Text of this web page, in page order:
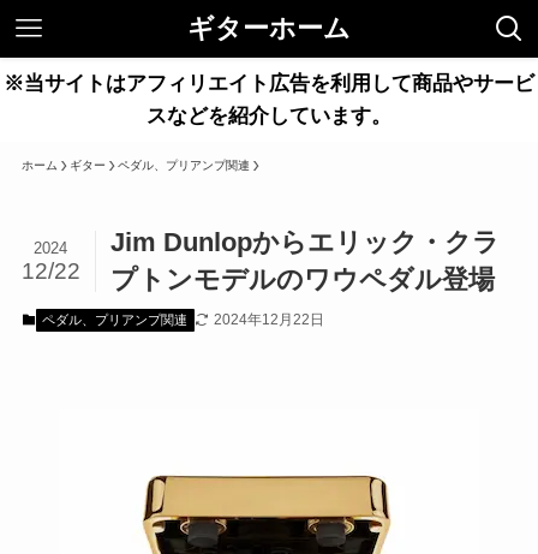
ギターホーム
※当サイトはアフィリエイト広告を利用して商品やサービ
スなどを紹介しています。
ホーム ギター ペダル、プリアンプ関連
Jim Dunlopからエリック・クラ
プトンモデルのワウペダル登場
2024
12/22
ペダル、プリアンプ関連 2024年12月22日